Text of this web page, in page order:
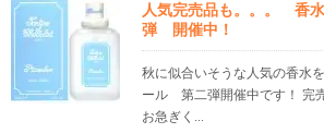
人気完売品も。。。 香
弾 開催中！
秋に似合いそうな人気の香水
ール 第二弾開催中です！ 完
お急ぎく...